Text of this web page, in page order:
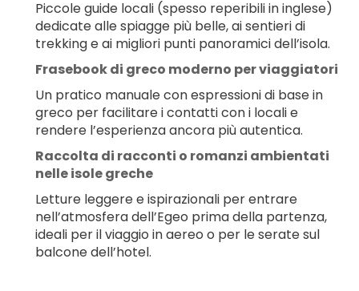
Piccole guide locali (spesso reperibili in inglese)
dedicate alle spiagge più belle, ai sentieri di
trekking e ai migliori punti panoramici dell’isola.
Frasebook di greco moderno per viaggiatori
Un pratico manuale con espressioni di base in
greco per facilitare i contatti con i locali e
rendere l’esperienza ancora più autentica.
Raccolta di racconti o romanzi ambientati
nelle isole greche
Letture leggere e ispirazionali per entrare
nell’atmosfera dell’Egeo prima della partenza,
ideali per il viaggio in aereo o per le serate sul
balcone dell’hotel.